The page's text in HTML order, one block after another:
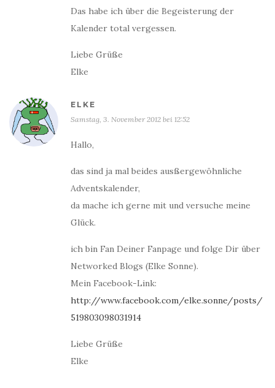
Das habe ich über die Begeisterung der
Kalender total vergessen.
Liebe Grüße
Elke
ELKE
Samstag, 3. November 2012 bei 12:52
Hallo,
das sind ja mal beides ausßergewöhnliche
Adventskalender,
da mache ich gerne mit und versuche meine
Glück.
ich bin Fan Deiner Fanpage und folge Dir über
Networked Blogs (Elke Sonne).
Mein Facebook-Link:
http://www.facebook.com/elke.sonne/posts/
519803098031914
Liebe Grüße
Elke